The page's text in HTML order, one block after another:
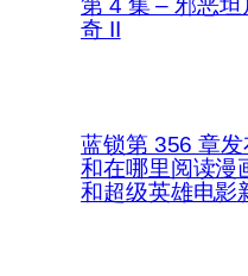
第 4 集 – 邪恶坦
奇 II
蓝锁第 356 章发
和在哪里阅读漫
和超级英雄电影